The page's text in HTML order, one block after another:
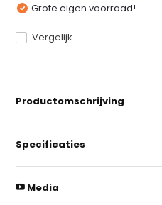
Grote eigen voorraad!
Vergelijk
Productomschrijving
Specificaties
Media